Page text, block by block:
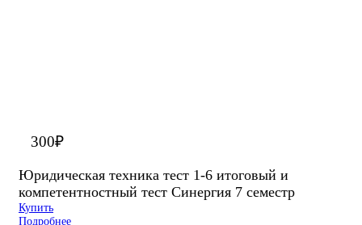
300₽
Юридическая техника тест 1-6 итоговый и
компетентностный тест Синергия 7 семестр
Купить
Подробнее